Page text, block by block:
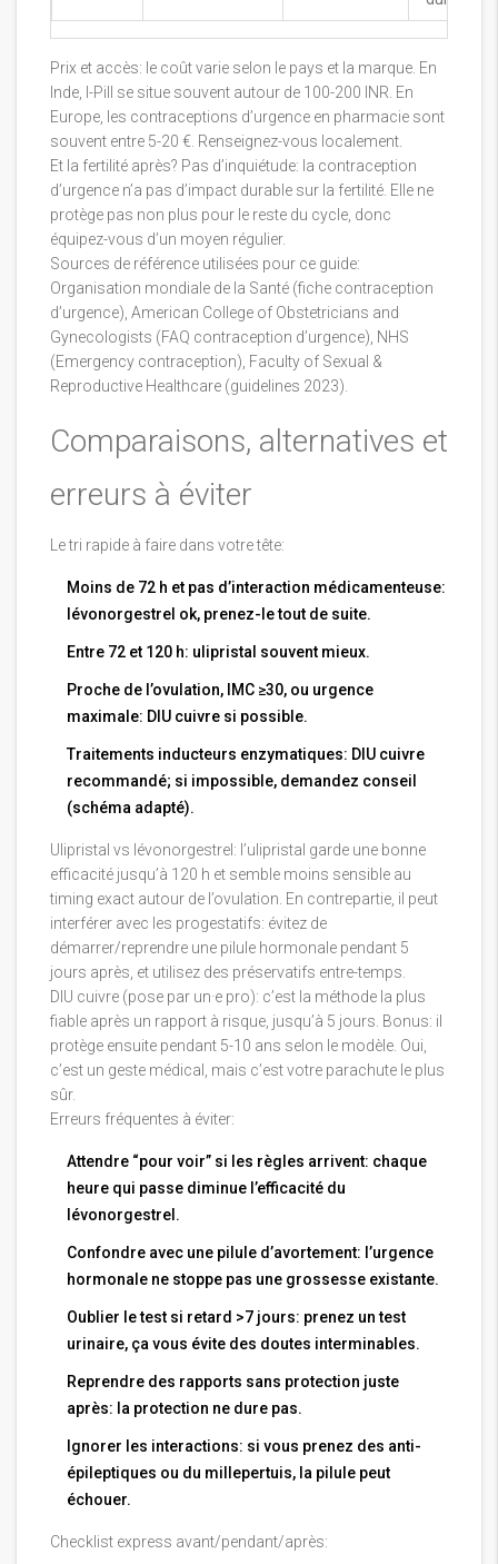
Prix et accès: le coût varie selon le pays et la marque. En
Inde, I-Pill se situe souvent autour de 100-200 INR. En
Europe, les contraceptions d’urgence en pharmacie sont
souvent entre 5-20 €. Renseignez-vous localement.
Et la fertilité après? Pas d’inquiétude: la contraception
d’urgence n’a pas d’impact durable sur la fertilité. Elle ne
protège pas non plus pour le reste du cycle, donc
équipez-vous d’un moyen régulier.
Sources de référence utilisées pour ce guide:
Organisation mondiale de la Santé (fiche contraception
d’urgence), American College of Obstetricians and
Gynecologists (FAQ contraception d’urgence), NHS
(Emergency contraception), Faculty of Sexual &
Reproductive Healthcare (guidelines 2023).
Comparaisons, alternatives et
erreurs à éviter
Le tri rapide à faire dans votre tête:
Moins de 72 h et pas d’interaction médicamenteuse:
lévonorgestrel ok, prenez-le tout de suite.
Entre 72 et 120 h: ulipristal souvent mieux.
Proche de l’ovulation, IMC ≥30, ou urgence
maximale: DIU cuivre si possible.
Traitements inducteurs enzymatiques: DIU cuivre
recommandé; si impossible, demandez conseil
(schéma adapté).
Ulipristal vs lévonorgestrel: l’ulipristal garde une bonne
efficacité jusqu’à 120 h et semble moins sensible au
timing exact autour de l’ovulation. En contrepartie, il peut
interférer avec les progestatifs: évitez de
démarrer/reprendre une pilule hormonale pendant 5
jours après, et utilisez des préservatifs entre-temps.
DIU cuivre (pose par un·e pro): c’est la méthode la plus
fiable après un rapport à risque, jusqu’à 5 jours. Bonus: il
protège ensuite pendant 5-10 ans selon le modèle. Oui,
c’est un geste médical, mais c’est votre parachute le plus
sûr.
Erreurs fréquentes à éviter:
Attendre “pour voir” si les règles arrivent: chaque
heure qui passe diminue l’efficacité du
lévonorgestrel.
Confondre avec une pilule d’avortement: l’urgence
hormonale ne stoppe pas une grossesse existante.
Oublier le test si retard >7 jours: prenez un test
urinaire, ça vous évite des doutes interminables.
Reprendre des rapports sans protection juste
après: la protection ne dure pas.
Ignorer les interactions: si vous prenez des anti-
épileptiques ou du millepertuis, la pilule peut
échouer.
Checklist express avant/pendant/après: